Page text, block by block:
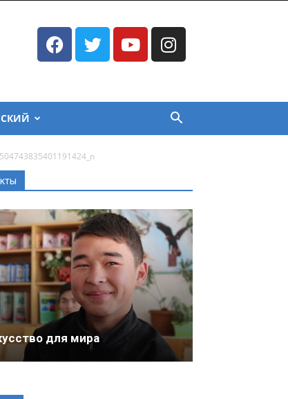
для мира